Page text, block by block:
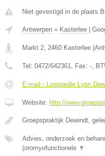
Niet gevestigd in de plaats
Antwerpen » Kasterlee
Markt 2 2460 Kasterlee (
Tel: 0472/642361 , Fax: - ,
E-mail › Logopedie Lynn
Website: http://
Groepspraktijk Dewindt,
Advies, onderzoek en
(oromyofunctionele ▼